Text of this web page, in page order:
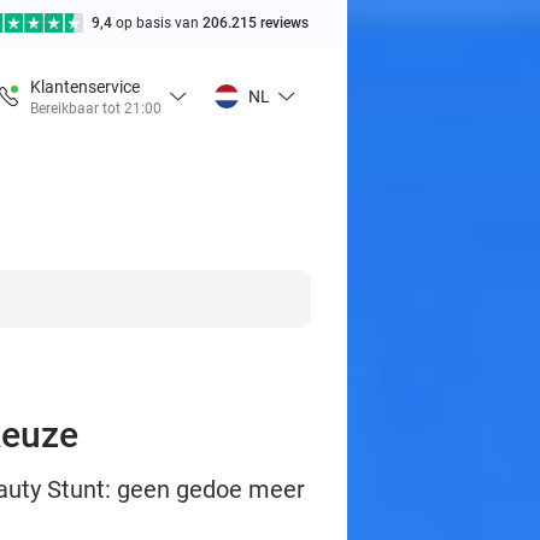
9,4 op basis van 206.215 reviews
Klantenservice
Bereikbaar tot 21:00
NL
Stunt: geen gedoe meer